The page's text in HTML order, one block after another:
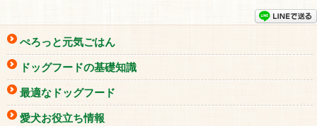
ぺろっと元気ごはん
ドッグフードの基礎知識
最適なドッグフード
愛犬お役立ち情報